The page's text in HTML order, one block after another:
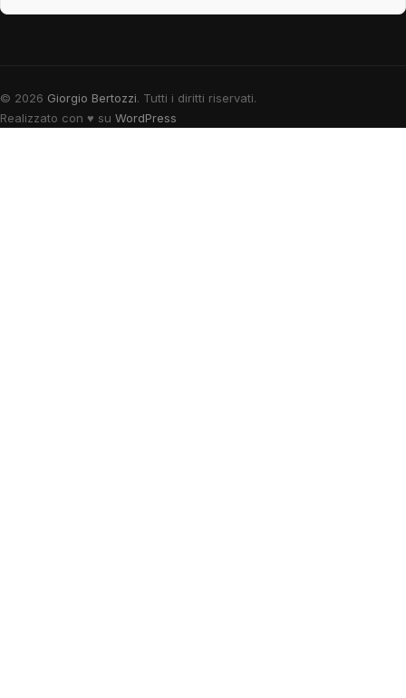
© 2026 Giorgio Bertozzi. Tutti i diritti riservati.
Realizzato con ♥ su WordPress